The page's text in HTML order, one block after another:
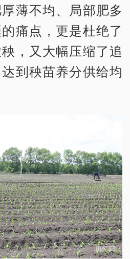
薄不均、局部肥多
痛点，更是杜绝了
，又大幅压缩了追
到秧苗养分供给均